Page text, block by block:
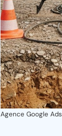
Agence Google